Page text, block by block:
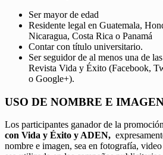
Ser mayor de edad
Residente legal en Guatemala,
Nicaragua, Costa Rica o Panamá
Contar con título universitario.
Ser seguidor de al menos una de
Revista Vida y Éxito (Facebook,
o Google+).
USO DE NOMBRE E
Los participantes ganador de la promoción
con Vida y Éxito y ADEN,
nombre e imagen, sea en fotografía,